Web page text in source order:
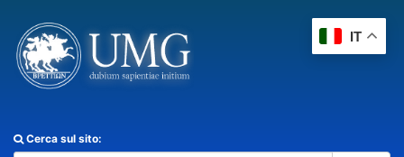
Cerca sul sito:
IT